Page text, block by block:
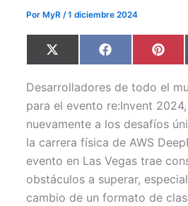
Por MyR/1 diciembre 2024
Compartir
en
X
(
w
i
t
t
e
)
Compartir
en
F
a
e
b
o
o
k
en
P
i
t
e
r
e
s
Desarrolladores de todo el
para el evento re:Invent
nuevamente a los desafíos
la carrera física de AWS
evento en Las Vegas trae
obstáculos a superar,
cambio de un formato de